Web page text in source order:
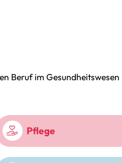
Beruf im
Pflege